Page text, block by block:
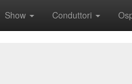
Show Conduttori